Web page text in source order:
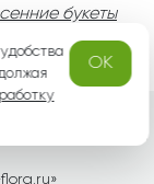
букеты
•
»
OK